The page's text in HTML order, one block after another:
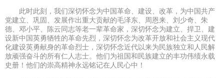
此时此刻，我们深切怀念为中国革命、建设、改革，为中国共产
党建立、巩固、发展作出重大贡献的毛泽东、周恩来、刘少奇、朱
德、邓小平、陈云同志等老一辈革命家，深切怀念为建立、捍卫、建
设新中国英勇牺牲的革命先烈，深切怀念为改革开放和社会主义现代
化建设英勇献身的革命烈士，深切怀念近代以来为民族独立和人民解
放顽强奋斗的所有仁人志士。他们为祖国和民族建立的丰功伟绩永载
史册！他们的崇高精神永远铭记在人民心中！